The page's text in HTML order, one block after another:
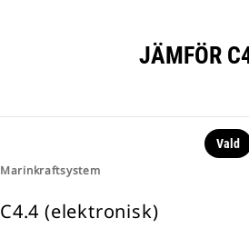
JÄMFÖR
Marinkraftsystem
Vald
C4.4 (elektronisk)